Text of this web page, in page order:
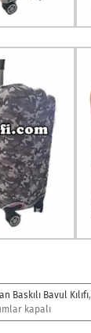
Baskılı Bavul Kılıfı,
kapalı